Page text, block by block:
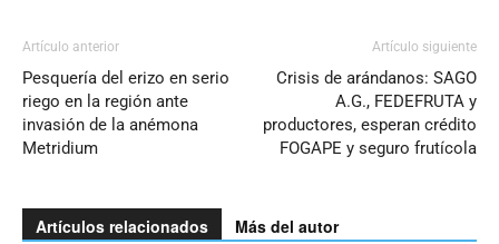
Artículo anterior
Pesquería del erizo en serio
riego en la región ante
invasión de la anémona
Metridium
Artículo siguiente
Crisis de arándanos: SAGO
A.G., FEDEFRUTA y
productores, esperan crédito
FOGAPE y seguro frutícola
Artículos relacionados Más del autor